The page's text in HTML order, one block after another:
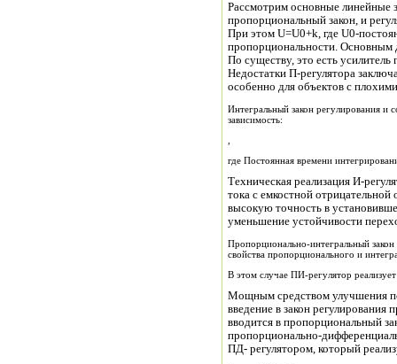
Рассмотрим основные линейные
пропорциональный закон, и
При этом U=U0+k, где U0-
пропорциональности. Основным
По существу, это есть
Недостатки П-регулятора
особенно для объектов с
Интегральный закон регулирования и
зависимость:
где Постоянная времени
Техническая реализация И-
тока с емкостной
высокую точность в
уменьшение устойчивости
Пропорционально-интегральный
свойства пропорционального и
В этом случае ПИ-регулятор реализует
Мощным средством улучшения
введение в закон
вводится в пропорциональный
пропорционально-
ПД- регулятором, который